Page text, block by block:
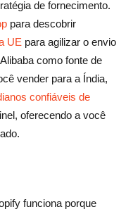
de fornecimento.
para descobrir
UE para agilizar o envio
como fonte de
vender para a Índia,
confiáveis de
oferecendo a você
funciona porque